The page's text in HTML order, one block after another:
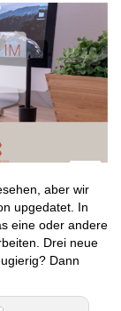
aber wir
upgedatet. In
eine oder andere
Drei neue
Dann